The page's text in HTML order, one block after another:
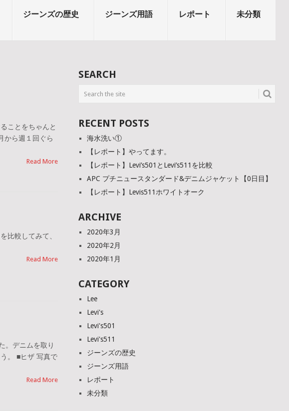
ジーンズの歴史 ジーンズ用語 レポート 未分類
ことをちゃんと
から週１回ぐら
Read More
比較してみて、
Read More
。デニムを取り
。 ■ヒザ 写真で
Read More
SEARCH
RECENT POSTS
海水洗い①
【レポート】やってます。
【レポート】Levi’s501とLevi’s511を比較
APC プチニュースタンダード&デニムジャケット【0日目】
【レポート】Levis511ホワイトオーク
ARCHIVE
2020年3月
2020年2月
2020年1月
CATEGORY
Lee
Levi's
Levi's501
Levi's511
ジーンズの歴史
ジーンズ用語
レポート
未分類